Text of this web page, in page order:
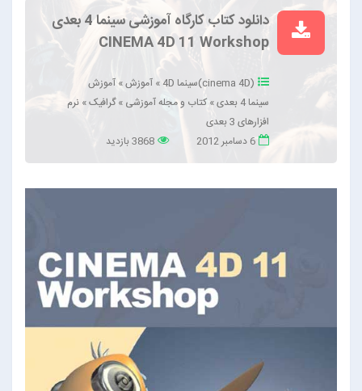
دانلود کتاب کارگاه آموزشی سینما 4 بعدی
CINEMA 4D 11 Workshop
(cinema 4D)سینما 4D »آموزش»آموزش
سینما 4 بعدی
»کتاب و مجله آموزشی »گرافیک»نرم
افزارهای 3 بعدی
6 دسامبر 2012
3868 بازدید